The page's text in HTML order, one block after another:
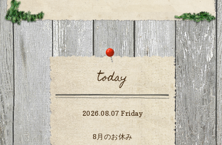
today
2026.08.07 Friday
8月のお休み